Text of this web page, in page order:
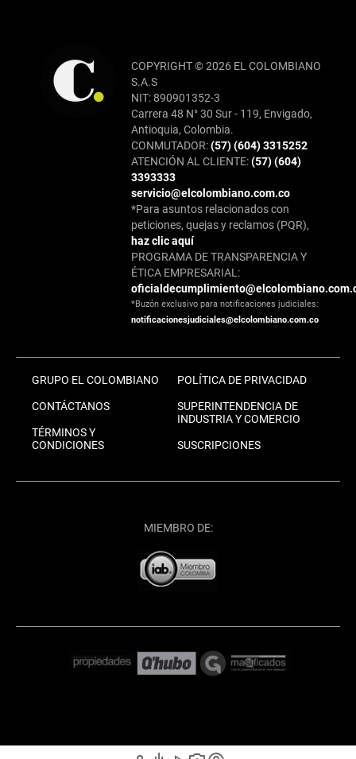
COPYRIGHT © 2026 EL COLOMBIANO
S.A.S
NIT: 890901352-3
Carrera 48 N° 30 Sur - 119, Envigado,
Antioquia, Colombia.
CONMUTADOR:(57) (604) 3315252
ATENCIÓN AL CLIENTE:(57) (604)
3393333
servicio@elcolombiano.com.co
*Para asuntos relacionados con
peticiones, quejas y reclamos (PQR),
haz clic aquí
PROGRAMA DE TRANSPARENCIA Y
ÉTICA EMPRESARIAL:
*Buzón exclusivo para notificaciones judiciales:
notificacionesjudiciales@elcolombiano.com.co
GRUPO EL COLOMBIANO
CONTÁCTANOS
TÉRMINOS Y
CONDICIONES
POLÍTICA DE PRIVACIDAD
SUPERINTENDENCIA DE
INDUSTRIA Y COMERCIO
SUSCRIPCIONES
MIEMBRO DE: